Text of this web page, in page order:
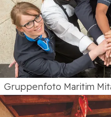
Gruppenfoto Maritim